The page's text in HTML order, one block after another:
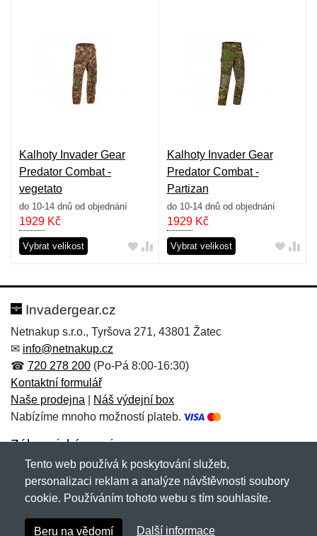
Kalhoty Invader Gear
Predator Combat -
vegetato
do 10-14 dnů od objednání
1929 Kč
Vybrat velikost
Kalhoty Invader Gear
Predator Combat -
Partizan
do 10-14 dnů od objednání
1929Kč
Vybrat velikost
Invadergear.cz
Netnakup s.r.o., Tyršova 271, 43801 Žatec
✉ info@netnakup.cz
☎ 720 278 200 (Po-Pá 8:00-16:30)
Kontaktní formulář
Naše prodejna
Náš výdejní box
Nabízíme mnoho možností plateb.
Zákaznický servis
Novinky emailem
Copyright © 2007-2026 (19 let s vámi)Netnakup.cz
Tento web používá k poskytování služeb,
personalizaci reklam a analýze návštěvnosti soubory
cookie. Používáním tohoto webu s tím souhlasíte.
Beru na vědomí Další informace